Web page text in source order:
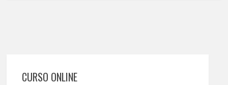
CURSO ONLINE